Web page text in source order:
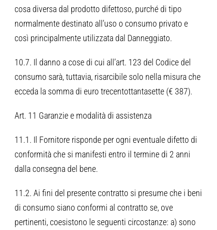
cosa diversa dal prodotto difettoso, purché di tipo
normalmente destinato all’uso o consumo privato e
così principalmente utilizzata dal Danneggiato.
10.7. Il danno a cose di cui all’art. 123 del Codice del
consumo sarà, tuttavia, risarcibile solo nella misura che
ecceda la somma di euro trecentottantasette (€ 387).
Art. 11 Garanzie e modalità di assistenza
11.1. Il Fornitore risponde per ogni eventuale difetto di
conformità che si manifesti entro il termine di 2 anni
dalla consegna del bene.
11.2. Ai fini del presente contratto si presume che i beni
di consumo siano conformi al contratto se, ove
pertinenti, coesistono le seguenti circostanze: a) sono